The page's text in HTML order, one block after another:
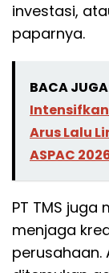
investasi,
paparnya.
BACA
Arus Lalu
ASPAC
PT TMS
menjaga
perusahaan.